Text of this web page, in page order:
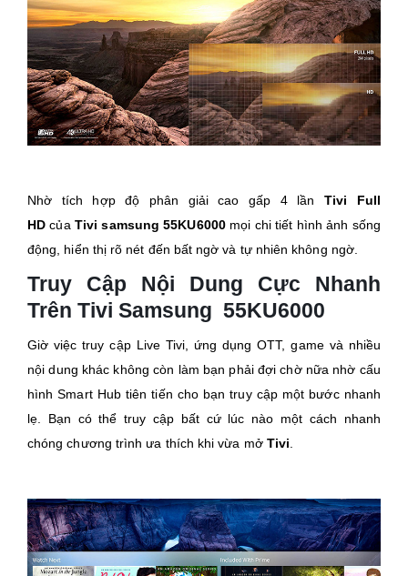
Nhờ tích hợp độ phân giải cao gấp 4 lần Tivi Full
HD của Tivi samsung 55KU6000 mọi chi tiết hình ảnh sống
động, hiển thị rõ nét đến bất ngờ và tự nhiên không ngờ.
Truy Cập Nội Dung Cực Nhanh
Trên Tivi Samsung 55KU6000
Giờ việc truy cập Live Tivi, ứng dụng OTT, game và nhiều
nội dung khác không còn làm bạn phải đợi chờ nữa nhờ cấu
hình Smart Hub tiên tiến cho bạn truy cập một bước nhanh
lẹ. Bạn có thể truy cập bất cứ lúc nào một cách nhanh
chóng chương trình ưa thích khi vừa mở Tivi